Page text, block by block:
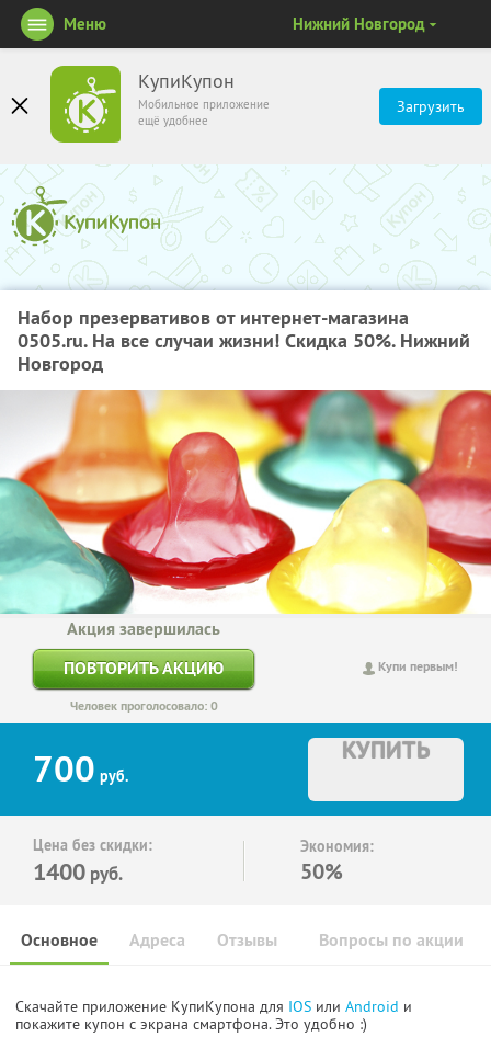
КупиКупон
Мобильное приложение
ещё удобнее
Загрузить
Меню Нижний Новгород
Набор презервативов от интернет-магазина
0505.ru. На все случаи жизни! Скидка 50%. Нижний
Новгород
Купи первым!
Акция завершилась
ПОВТОРИТЬ АКЦИЮ
Человек проголосовало: 0
700 руб.
КУПИТЬ
Цена без скидки:
1400 руб.
Экономия:
50%
Основное Отзывы Вопросы по акции
Адреса
Скачайте приложение КупиКупона для IOS или Android и
покажите купон с экрана смартфона. Это удобно :)